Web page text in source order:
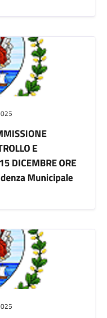
E
DICEMBRE ORE
Municipale